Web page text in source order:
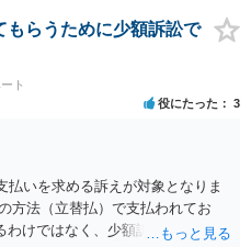
返金する意思がないものと判断
これに対する遅延損害金の支払い
要な法的手続を直ちに講じま
その他法令上認められる金員につ
あらかじめ申し添えます。 本件
よって生じた返還義務の履行を
先との取引関係や返金時期など
発生や履行時期には何ら影響を
上、本件の解決を不必要に遅延さ
返金手続を履行されるよう、強
もらうために少額訴訟で
ト
役にたった 3
払いを求める訴えが対象となりま
方法（立替払）で支払われてお
わけではなく、少額訴訟は使えな